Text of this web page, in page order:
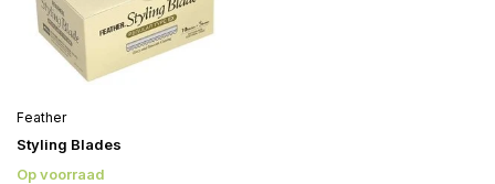
Feather
Styling Blades
Op voorraad